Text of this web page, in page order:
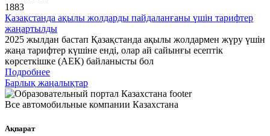
1883
Қазақстанда ақылы жолдарды пайдаланғаны үшін тарифтер
жаңартылды
2025 жылдан бастап Қазақстанда ақылы жолдармен жүру үшін
жаңа тарифтер күшіне енді, олар ай сайынғы есептік
көрсеткішке (АЕК) байланысты бол
Подробнее
Барлық жаңалықтар
Все автомобильные компании Казахстана
Ақпарат